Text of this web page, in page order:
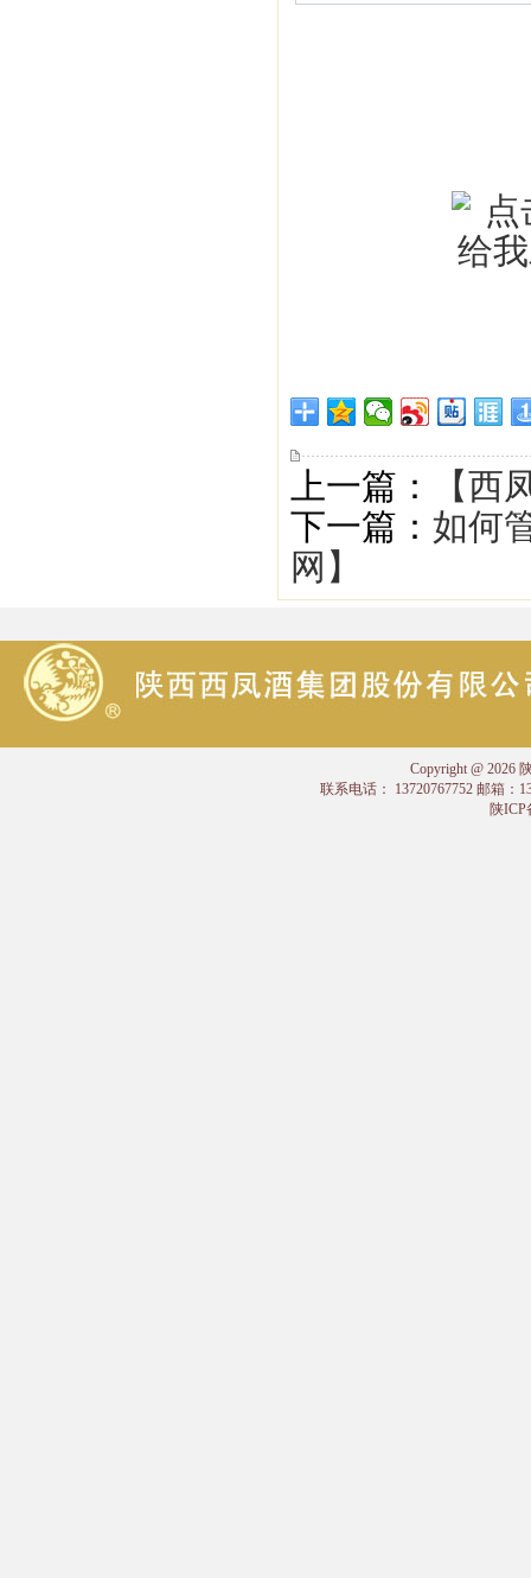
上一篇：
【西
下一篇： 如何
网】
Copyright @ 2026
联系电话： 13720767752 邮箱：
陕ICP